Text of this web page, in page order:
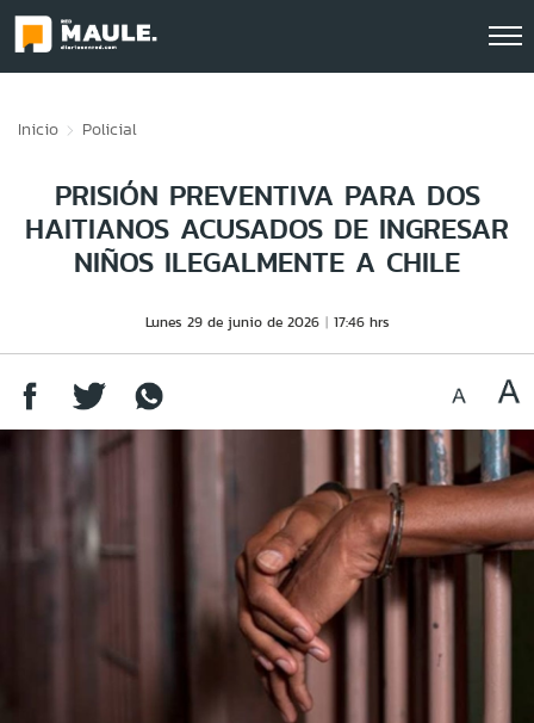
Inicio Policial
PRISIÓN PREVENTIVA PARA DOS
HAITIANOS ACUSADOS DE INGRESAR
NIÑOS ILEGALMENTE A CHILE
Lunes 29 de junio de 2026 17:46 hrs